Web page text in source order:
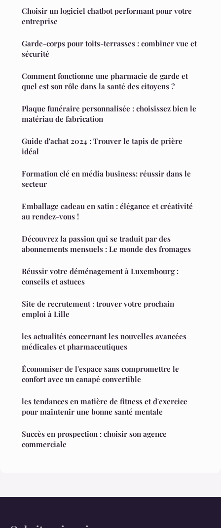
Choisir un logiciel chatbot performant pour votre
entreprise
Garde-corps pour toits-terrasses : combiner vue et
sécurité
Comment fonctionne une pharmacie de garde et
quel est son rôle dans la santé des citoyens ?
Plaque funéraire personnalisée : choisissez bien le
matériau de fabrication
Guide d'achat 2024 : Trouver le tapis de prière
idéal
Formation clé en média business: réussir dans le
secteur
Emballage cadeau en satin : élégance et créativité
au rendez-vous !
Découvrez la passion qui se traduit par des
abonnements mensuels : Le monde des fromages
Réussir votre déménagement à Luxembourg :
conseils et astuces
Site de recrutement : trouver votre prochain
emploi à Lille
les actualités concernant les nouvelles avancées
médicales et pharmaceutiques
Économiser de l'espace sans compromettre le
confort avec un canapé convertible
les tendances en matière de fitness et d'exercice
pour maintenir une bonne santé mentale
Succès en prospection : choisir son agence
commerciale